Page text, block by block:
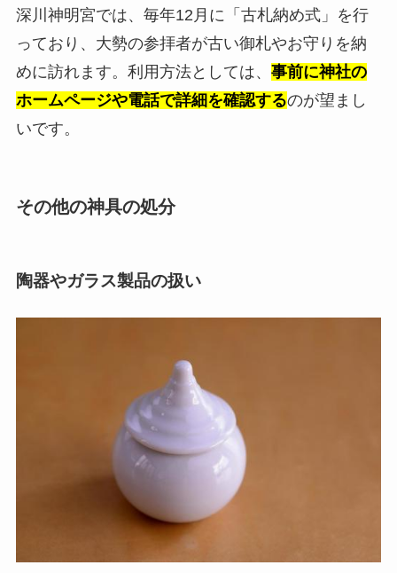
深川神明宮では、毎年12月に「古札納め式」を行
っており、大勢の参拝者が古い御札やお守りを納
めに訪れます。利用方法としては、 事前に神社の
ホームページや電話で詳細を確認するのが望まし
いです。
その他の神具の処分
陶器やガラス製品の扱い